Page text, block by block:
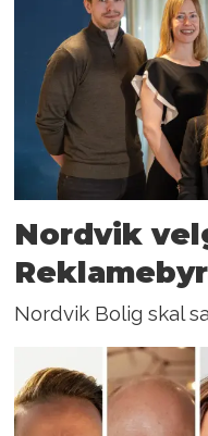
Nordvik
Nordvik Bolig skal